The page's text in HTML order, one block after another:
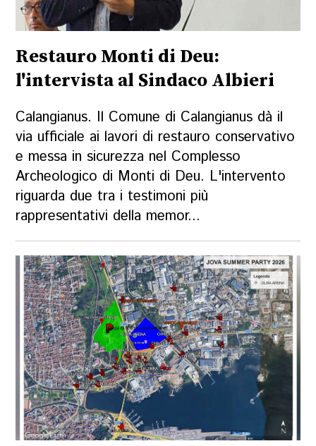
Restauro Monti di Deu:
l'intervista al Sindaco Albieri
Calangianus. Il Comune di Calangianus dà il
via ufficiale ai lavori di restauro conservativo
e messa in sicurezza nel Complesso
Archeologico di Monti di Deu. L'intervento
riguarda due tra i testimoni più
rappresentativi della memor...